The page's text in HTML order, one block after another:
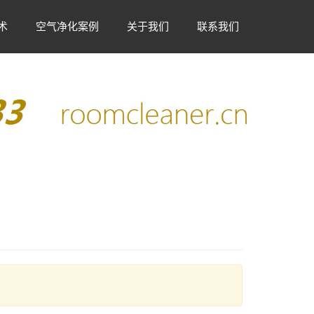
空气净化案例 关于我们 联系我们